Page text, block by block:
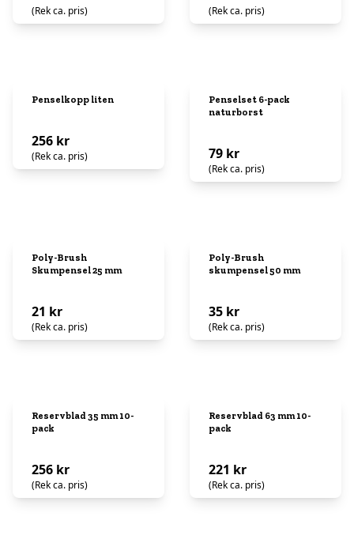
(Rek ca. pris) (Rek ca. pris)
Penselkopp liten
256 kr
(Rek ca. pris)
Penselset 6-pack
naturborst
79 kr
(Rek ca. pris)
Poly-Brush
Skumpensel 25 mm
21 kr
(Rek ca. pris)
Poly-Brush
skumpensel 50 mm
35 kr
(Rek ca. pris)
Reservblad 35 mm 10-
pack
256 kr
(Rek ca. pris)
Reservblad 63 mm 10-
pack
221 kr
(Rek ca. pris)